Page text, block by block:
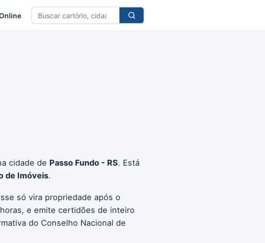
Buscar
cartório
cidade de Passo Fundo - RS. Está
de Imóveis.
só vira propriedade após o
e emite certidões de inteiro
do Conselho Nacional de